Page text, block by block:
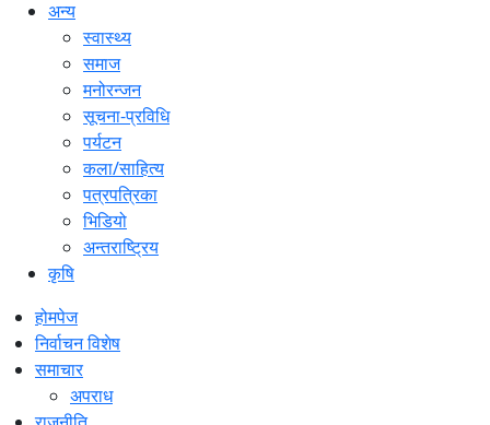
अन्य
स्वास्थ्य
समाज
मनोरन्जन
सूचना-प्रविधि
पर्यटन
कला/साहित्य
पत्रपत्रिका
भिडियो
अन्तराष्ट्रिय
कृषि
होमपेज
निर्वाचन विशेष
समाचार
अपराध